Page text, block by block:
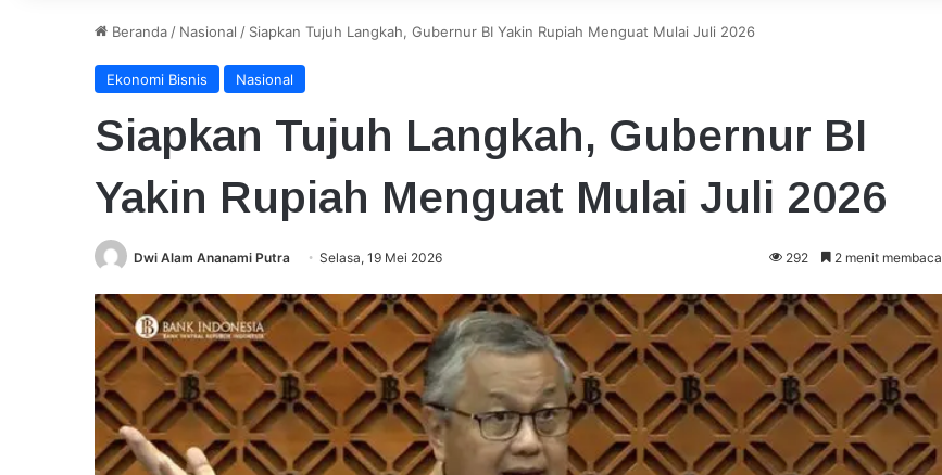
Beranda / Nasional / Siapkan Tujuh Langkah, Gubernur BI Yakin Rupiah Menguat Mulai Juli 2026
Ekonomi Bisnis Nasional
Siapkan Tujuh Langkah, Gubernur BI
Yakin Rupiah Menguat Mulai Juli 2026
Dwi Alam Ananami Putra Selasa, 19 Mei 2026 292 2 menit membaca